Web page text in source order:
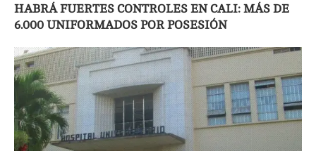
HABRÁ FUERTES CONTROLES EN CALI: MÁS DE
6.000 UNIFORMADOS POR POSESIÓN